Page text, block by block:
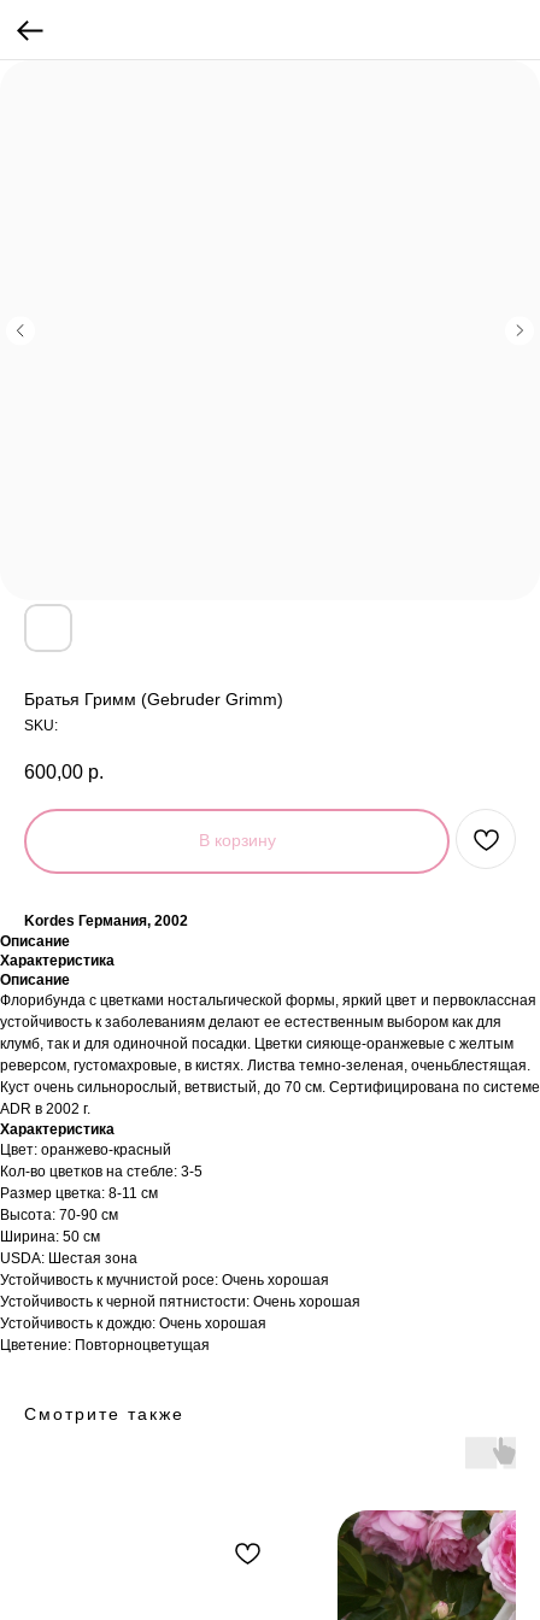
Братья Гримм (Gebruder Grimm)
SKU:
600,00 р.
В корзину
Kordes Германия, 2002
Описание
Характеристика
Описание
Флорибунда с цветками ностальгической формы, яркий цвет и первоклассная
устойчивость к заболеваниям делают ее естественным выбором как для
клумб, так и для одиночной посадки. Цветки сияюще-оранжевые с желтым
реверсом, густомахровые, в кистях. Листва темно-зеленая, оченьблестящая.
Куст очень сильнорослый, ветвистый, до 70 см. Сертифицирована по системе
ADR в 2002 г.
Характеристика
Цвет: оранжево-красный
Кол-во цветков на стебле: 3-5
Размер цветка: 8-11 см
Высота: 70-90 см
Ширина: 50 см
USDA: Шестая зона
Устойчивость к мучнистой росе: Очень хорошая
Устойчивость к черной пятнистости: Очень хорошая
Устойчивость к дождю: Очень хорошая
Цветение: Повторноцветущая
Смотрите также